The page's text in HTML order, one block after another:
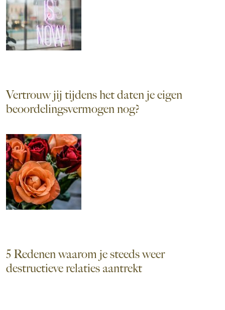
Vertrouw jij tijdens het daten je eigen
beoordelingsvermogen nog?
5 Redenen waarom je steeds weer
destructieve relaties aantrekt